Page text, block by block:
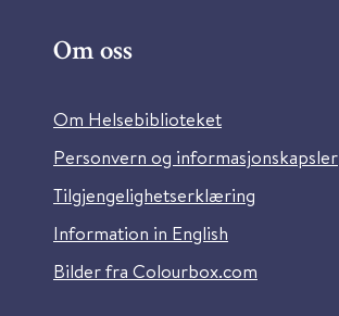
Om oss
Om Helsebiblioteket
Personvern og informasjonskapsler
Tilgjengelighetserklæring
Information in English
Bilder fra Colourbox.com